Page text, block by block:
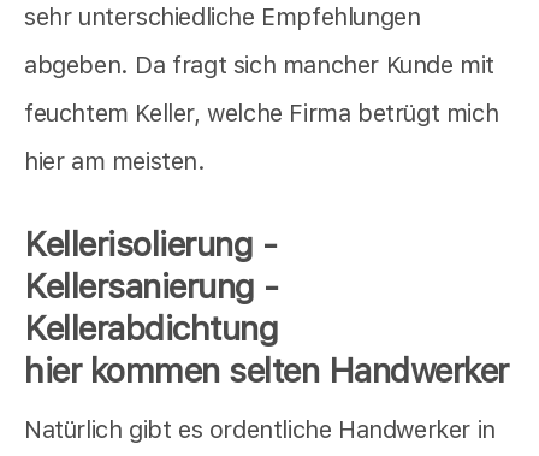
sehr unterschiedliche Empfehlungen
abgeben. Da fragt sich mancher Kunde mit
feuchtem Keller, welche Firma betrügt mich
hier am meisten.
Kellerisolierung -
Kellersanierung -
Kellerabdichtung
hier kommen selten Handwerker
Natürlich gibt es ordentliche Handwerker in